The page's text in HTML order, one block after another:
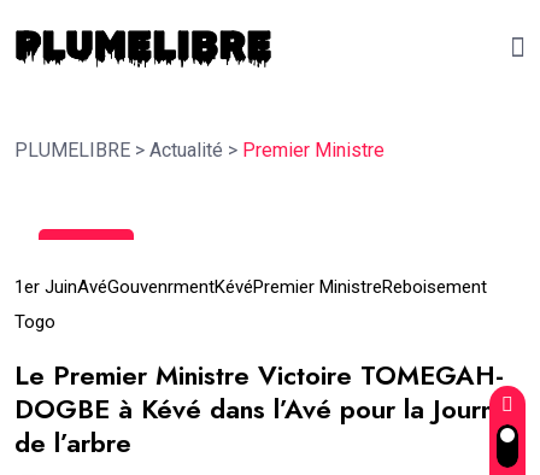
PLUMELIBRE > Actualité > Premier Ministre
Juin
1er JuinAvéGouvenrmentKévéPremier MinistreReboisement
Togo
Le Premier Ministre Victoire TOMEGAH-
DOGBE à Kévé dans l’Avé pour la Journée
de l’arbre